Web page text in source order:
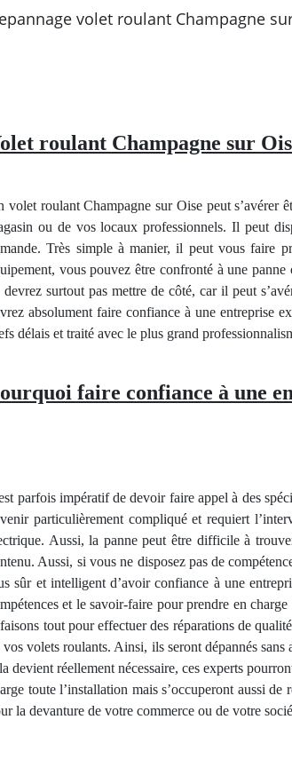
volet roulant Champagne
roulant Champagne sur
volet roulant Champagne sur Oise peut s’avérer
ou de vos locaux professionnels. Il peut
Très simple à manier, il peut vous faire
vous pouvez être confronté à une
devrez surtout pas mettre de côté, car il peut
absolument faire confiance à une entreprise
délais et traité avec le plus grand
faire confiance à une
parfois impératif de devoir faire appel à des
particulièrement compliqué et requiert
Aussi, la panne peut être difficile à
Aussi, si vous ne disposez pas de
sûr et intelligent d’avoir confiance à une
et le savoir-faire pour prendre en
tout pour effectuer des réparations de
vos volets roulants. Ainsi, ils seront dépannés
devient réellement nécessaire, ces experts
toute l’installation mais s’occuperont aussi
la devanture de votre commerce ou de votre